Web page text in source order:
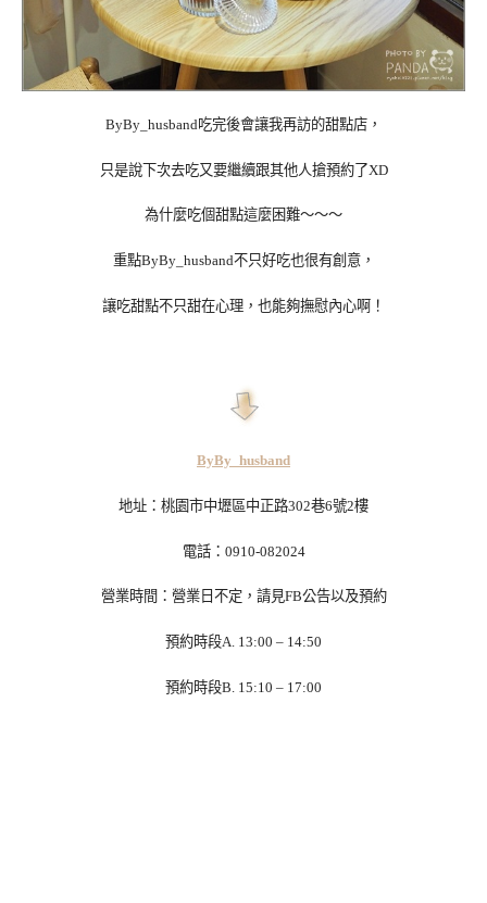
ByBy_husband吃完後會讓我再訪的甜點店，
只是說下次去吃又要繼續跟其他人搶預約了XD
為什麼吃個甜點這麼困難～～～
重點ByBy_husband不只好吃也很有創意，
讓吃甜點不只甜在心理，也能夠撫慰內心啊！
ByBy_husband
地址：桃園市中壢區中正路302巷6號2樓
電話：0910-082024
營業時間：營業日不定，請見FB公告以及預約
預約時段A. 13:00 – 14:50
預約時段B. 15:10 – 17:00